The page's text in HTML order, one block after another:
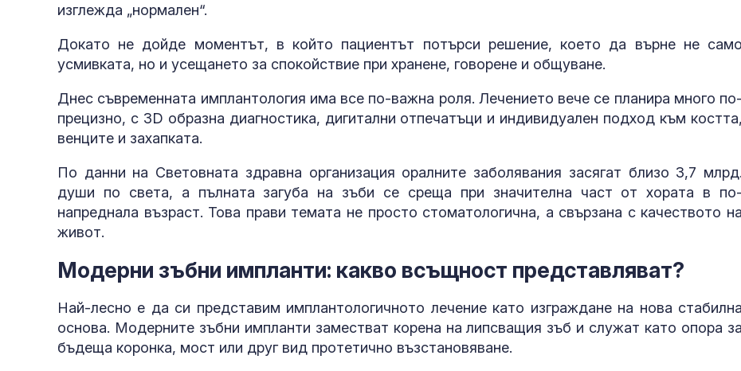
изглежда „нормален“.
Докато не дойде моментът, в който пациентът потърси решение, което да върне не само
усмивката, но и усещането за спокойствие при хранене, говорене и общуване.
Днес съвременната имплантология има все по-важна роля. Лечението вече се планира много по-
прецизно, с 3D образна диагностика, дигитални отпечатъци и индивидуален подход към костта,
венците и захапката.
По данни на Световната здравна организация оралните заболявания засягат близо 3,7 млрд.
души по света, а пълната загуба на зъби се среща при значителна част от хората в по-
напреднала възраст. Това прави темата не просто стоматологична, а свързана с качеството на
живот.
Модерни зъбни импланти: какво всъщност представляват?
Най-лесно е да си представим имплантологичното лечение като изграждане на нова стабилна
основа. Модерните зъбни импланти заместват корена на липсващия зъб и служат като опора за
бъдеща коронка, мост или друг вид протетично възстановяване.
Как
църквата направиха
Европа богата
на Запада можеха
превърнат Украйна
Учени: Речта на